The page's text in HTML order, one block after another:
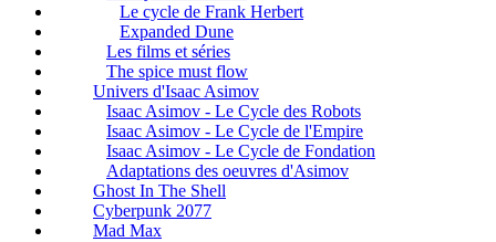
Le cycle de Frank Herbert
Expanded Dune
Les films et séries
The spice must flow
Univers d'Isaac Asimov
Isaac Asimov - Le Cycle des Robots
Isaac Asimov - Le Cycle de l'Empire
Isaac Asimov - Le Cycle de Fondation
Adaptations des oeuvres d'Asimov
Ghost In The Shell
Cyberpunk 2077
Mad Max